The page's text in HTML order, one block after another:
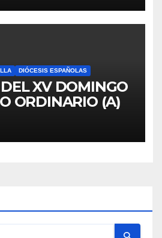
DIÓCESIS ESPAÑOLAS
XV DOMINGO
ORDINARIO (A)